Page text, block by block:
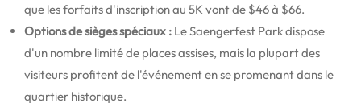
que les forfaits d'inscription au 5K vont de $46 à $66.
Options de sièges spéciaux : Le Saengerfest Park dispose
d'un nombre limité de places assises, mais la plupart des
visiteurs profitent de l'événement en se promenant dans le
quartier historique.